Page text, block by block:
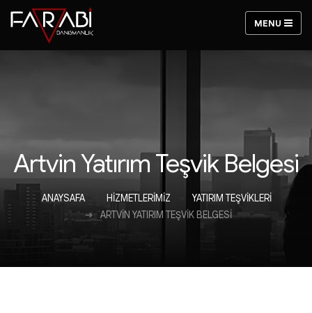
Artvin Yatırım Teşvik Belgesi
ANAYSAFA HIZMETLERIMIZ
YATIRIM TEŞVIKLERI
ARTVIN YATIRIM TEŞVIK BELGESI